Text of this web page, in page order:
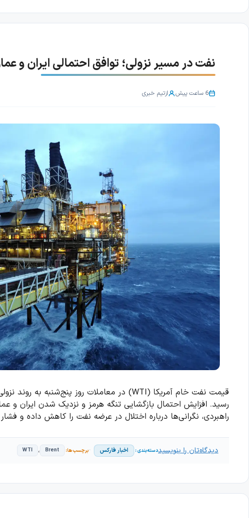
نفت در مسیر نزولی؛ توافق احتمالی ایران و عمان
6 ساعت پیش ازتیم خبری
رسید. افزایش احتمال بازگشایی تنگه هرمز و نزدیک شدن ایران و
راهبردی، نگرانی‌ها درباره اختلال در عرضه نفت را کاهش داده و
اخبار فارکس Brent ، WTI دیدگاه‌تان را بنویسید